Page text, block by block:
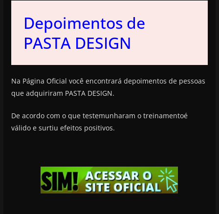
Depoimentos de
PASTA DESIGN
Na Página Oficial você encontrará depoimentos de pessoas
que adquiriram PASTA DESIGN.
De acordo com o que testemunharam o treinamentoé
válido e surtiu efeitos positivos.